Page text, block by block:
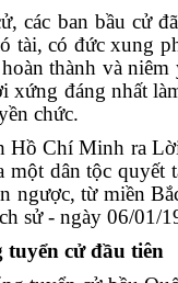
các ban bầu cử
tài, có đức xung
thành và
xứng đáng nhất
chức.
Hồ Chí Minh ra
một dân tộc
ngược, từ miền
sử - ngày 06/01/
tuyển cử đầu tiên